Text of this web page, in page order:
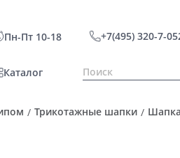
Пн-Пт 10-18 +7(495) 320-7-
Каталог
/ Трикотажные шапки /